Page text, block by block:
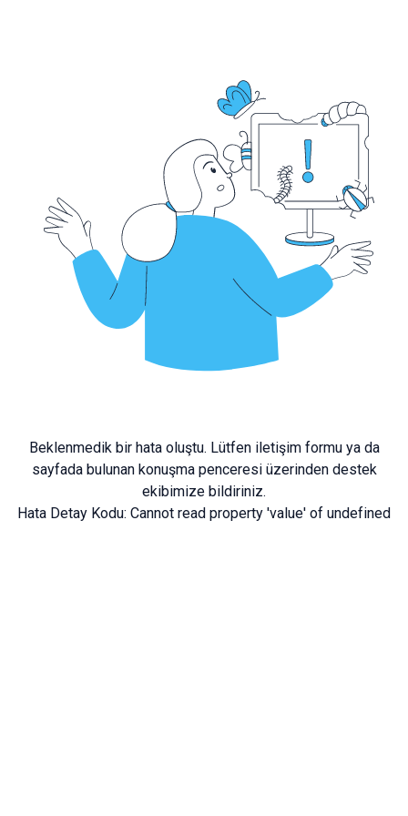
Beklenmedik bir hata oluştu. Lütfen iletişim formu ya da
sayfada bulunan konuşma penceresi üzerinden destek
ekibimize bildiriniz.
Hata Detay Kodu: Cannot read property 'value' of undefined